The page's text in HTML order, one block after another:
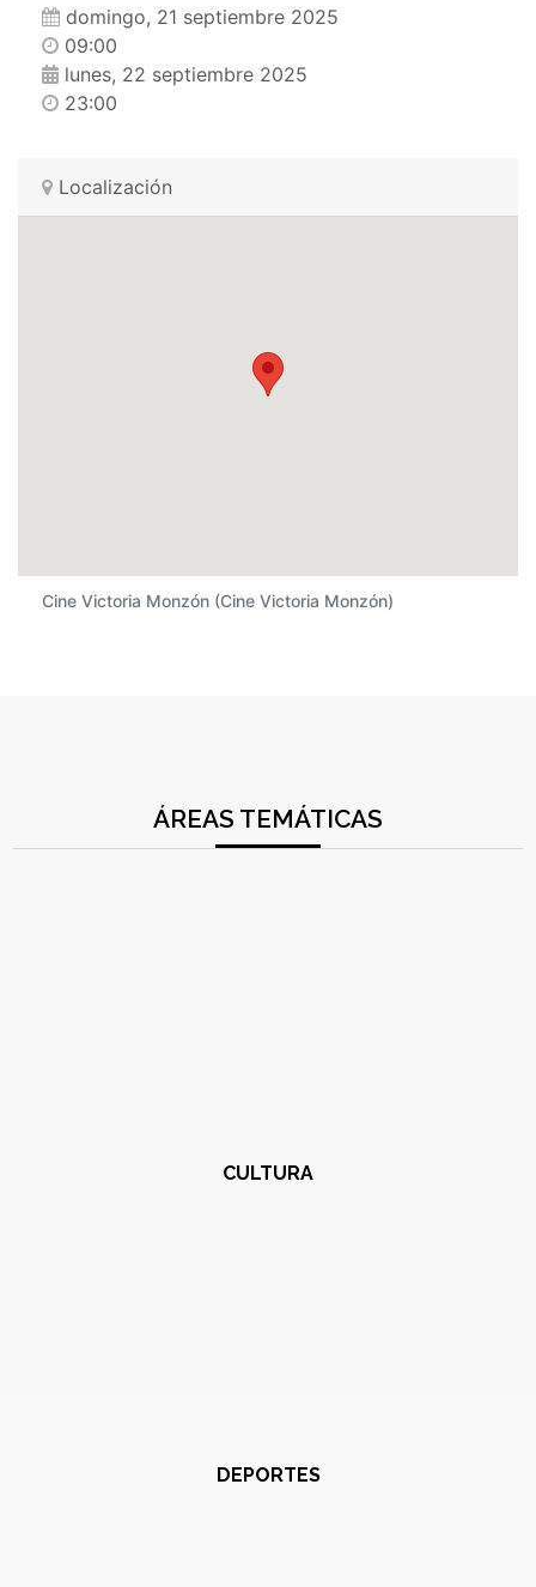
domingo, 21 septiembre 2025
09:00
lunes, 22 septiembre 2025
23:00
Localización
Cine Victoria Monzón (Cine Victoria Monzón)
ÁREAS TEMÁTICAS
CULTURA
DEPORTES